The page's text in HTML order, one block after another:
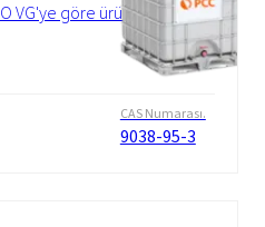
VG'ye göre ürün
CAS Numarası.
9038-95-3